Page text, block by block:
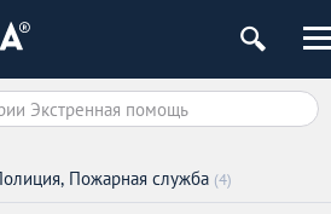
Пожарная служба (4)